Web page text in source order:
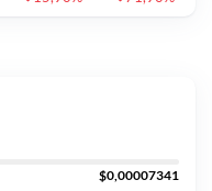
$0,00007341